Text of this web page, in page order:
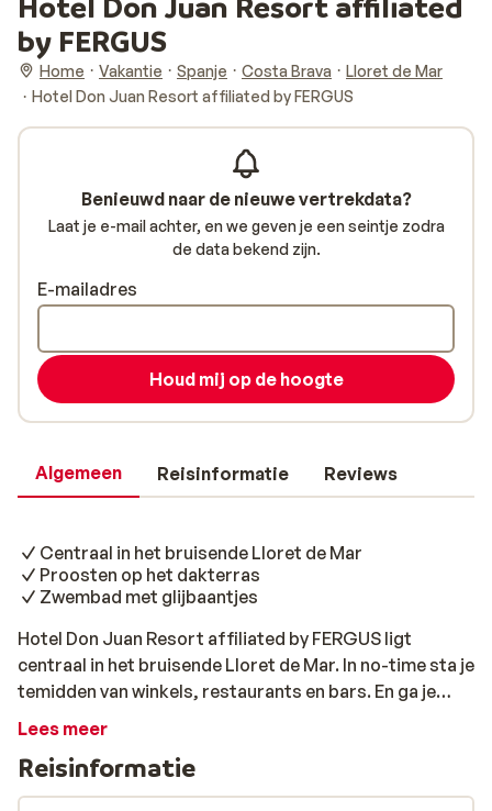
by FERGUS
Home Vakantie Spanje Costa Brava
Lloret de Mar
Hotel Don Juan Resort affiliated by FERGUS
Algemeen Reisinformatie Reviews
Centraal in het bruisende Lloret de Mar
Proosten op het dakterras
Zwembad met glijbaantjes
Hotel Don Juan Resort affiliated by FERGUS ligt
centraal in het bruisende Lloret de Mar. In no-time sta je
temidden van winkels, restaurants en bars. En ga je
graag naar het strand? Na een korte wandeling kun je je
er zijn twee zwembaden voor een verfrissende duik en
er is een dakterras waar je gezellig samen kunt
Lees meer
Reisinformatie
Benieuwd naar de nieuwe vertrekdata?
Laat je e-mail achter, en we geven je een seintje zodra
de data bekend zijn.
E-mailadres
Houd mij op de hoogte